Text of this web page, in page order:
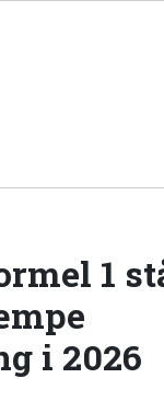
1
i 2026